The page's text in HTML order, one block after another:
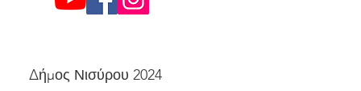
Δήμος Νισύρου 2024